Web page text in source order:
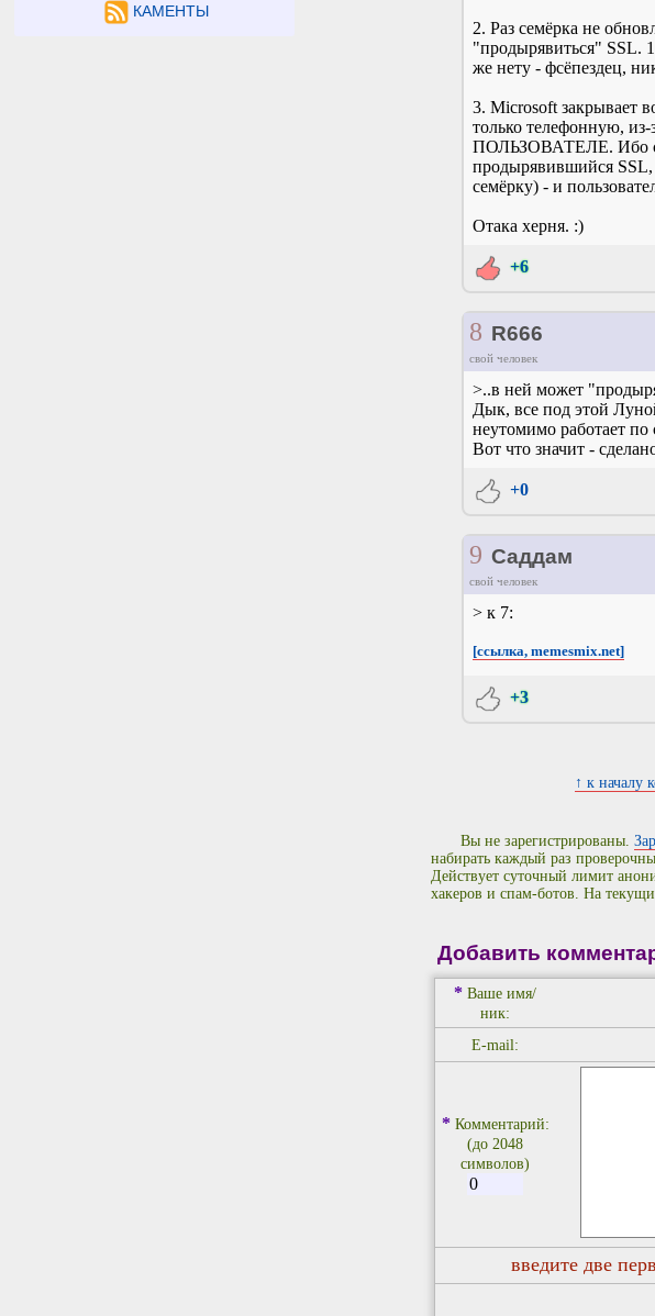
КАМЕНТЫ
2. Раз семёрка не
"продырявиться" SSL.
же нету - фсёпездец,
3. Microsoft закрывает
только телефонную,
ПОЛЬЗОВАТЕЛЕ. Ибо
продырявившийся SSL,
семёрку) - и
Отака херня. :)
+6
8 R666
свой человек
>..в ней может
Дык, все под этой
неутомимо работает
Вот что значит -
+0
9 Саддам
свой человек
> к 7:
[ссылка, memesmix.net]
+3
↑ к началу
Вы не зарегистрированы.
набирать каждый раз
Действует суточный лимит
хакеров и спам-ботов. На
Добавить
* Ваше имя/
ник:
E-mail:
* Комментарий:
(до 2048
символов)
введите две